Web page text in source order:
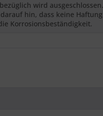
wird
hin, dass keine
Korrosionsbeständigkeit.